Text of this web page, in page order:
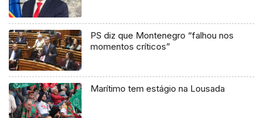
PS diz que Montenegro “falhou nos
momentos críticos”
Marítimo tem estágio na Lousada